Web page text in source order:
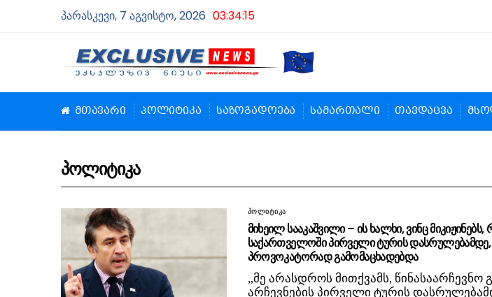
პარასკევი, 7 აგვისტო, 2026 03:34:16
მთავარი პოლიტიკა საზოგადოება სამართალი თავდაცვა
პოლიტიკა
პოლიტიკა
მიხეილ სააკაშვილი – ის ხალხი, ვინც
საქართველოში პირველი ტურის
პროვოკატორად გამომაცხადებდა
„მე არასდროს მითქვამს, წინასაარჩევნო
არჩევნების პირველი ტურის